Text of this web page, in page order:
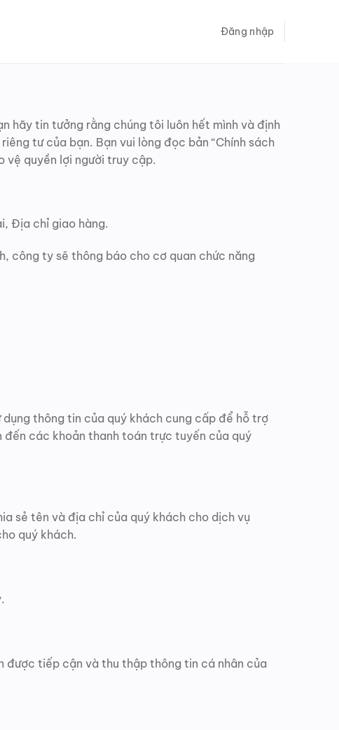
Đăng nhập
hãy tin tưởng rằng chúng tôi luôn hết mình và định
tư của bạn. Bạn vui lòng đọc bản “Chính sách
vệ quyền lợi người truy cập.
Địa chỉ giao hàng.
công ty sẽ thông báo cho cơ quan chức năng
thông tin của quý khách cung cấp để hỗ trợ
đến các khoản thanh toán trực tuyến của quý
sẻ tên và địa chỉ của quý khách cho dịch vụ
quý khách.
tiếp cận và thu thập thông tin cá nhân của